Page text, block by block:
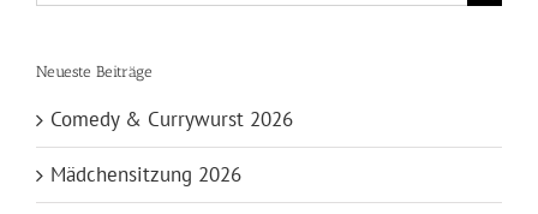
nach:
Neueste Beiträge
Comedy & Currywurst 2026
Mädchensitzung 2026